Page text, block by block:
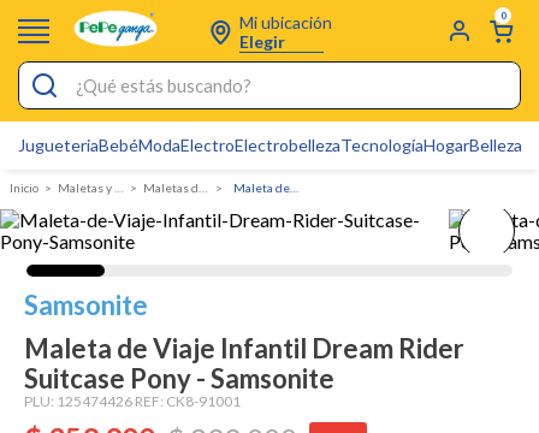
Mi ubicación
Elegir
0
¿Qué estás buscando?
JugueteriaBebéModaElectroElectrobellezaTecnologíaHogarBelleza
Maletas y Morrales Maletas de viaje
Samsonite
Maleta de Viaje Infantil Dream Rider
Suitcase Pony - Samsonite
PLU: 125474426 REF: CK8-91001
Pijamas
Electro
Figuras Toy Story
Carters
Silla Mecedora Bebé